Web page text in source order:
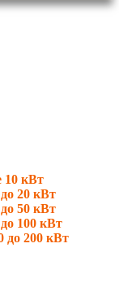
10 кВт
20 кВт
50 кВт
100 кВт
до 200 кВт